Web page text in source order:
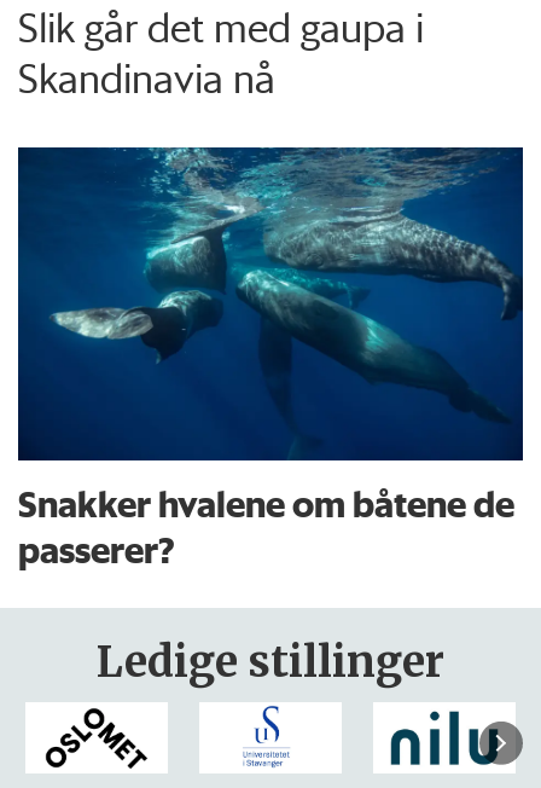
Slik går det med gaupa i
Skandinavia nå
Snakker hvalene om båtene de
passerer?
Ledige stillinger